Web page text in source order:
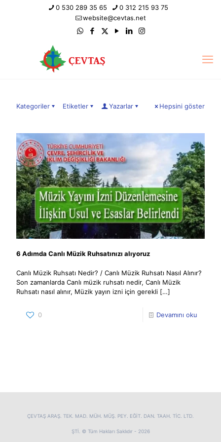
0 530 289 35 65
0 312 215 93 75
website@cevtas.net
Kategoriler Etiketler Yazarlar Hepsini göster
6 Adımda Canlı Müzik Ruhsatınızı alıyoruz
Canlı Müzik Ruhsatı Nedir? / Canlı Müzik Ruhsatı Nasıl Alınır?
Son zamanlarda Canlı müzik ruhsatı nedir, Canlı Müzik
Ruhsatı nasıl alınır, Müzik yayın izni için gerekli […]
0 Devamını oku
ÇEVTAŞ ARAŞ. TEK. MAD. MÜH. MÜŞ. PEY. EĞİT. DAN. TAAH. TİC. LTD.
ŞTİ. © Tüm Hakları Saklıdır - 2026